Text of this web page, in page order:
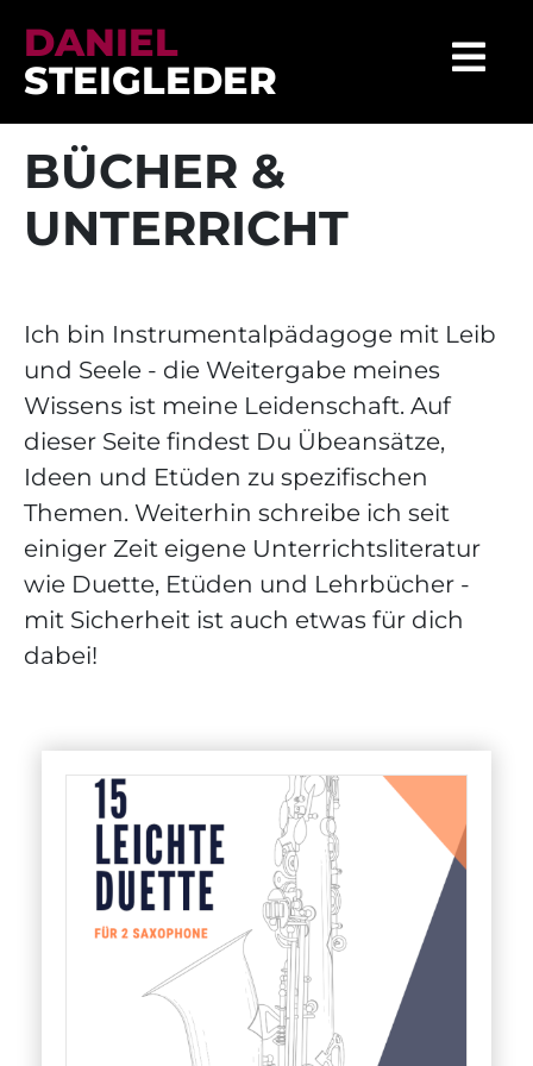
DANIEL
STEIGLEDER
BÜCHER &
UNTERRICHT
Ich bin Instrumentalpädagoge mit Leib
und Seele - die Weitergabe meines
Wissens ist meine Leidenschaft. Auf
dieser Seite findest Du Übeansätze,
Ideen und Etüden zu spezifischen
Themen. Weiterhin schreibe ich seit
einiger Zeit eigene Unterrichtsliteratur
wie Duette, Etüden und Lehrbücher -
mit Sicherheit ist auch etwas für dich
dabei!